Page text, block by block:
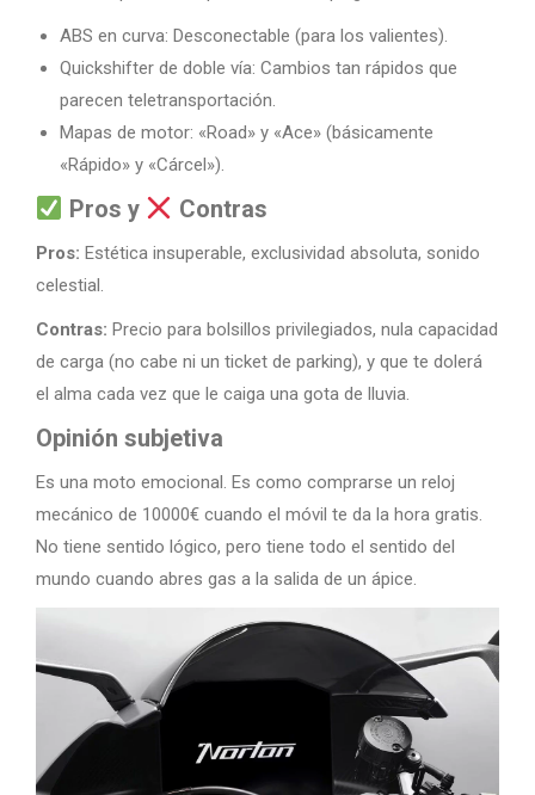
ABS en curva: Desconectable (para los valientes).
Quickshifter de doble vía: Cambios tan rápidos que
parecen teletransportación.
Mapas de motor: «Road» y «Ace» (básicamente
«Rápido» y «Cárcel»).
Pros y Contras
Pros: Estética insuperable, exclusividad absoluta, sonido
celestial.
Contras: Precio para bolsillos privilegiados, nula capacidad
de carga (no cabe ni un ticket de parking), y que te dolerá
el alma cada vez que le caiga una gota de lluvia.
Opinión subjetiva
Es una moto emocional. Es como comprarse un reloj
mecánico de 10000€ cuando el móvil te da la hora gratis.
No tiene sentido lógico, pero tiene todo el sentido del
mundo cuando abres gas a la salida de un ápice.